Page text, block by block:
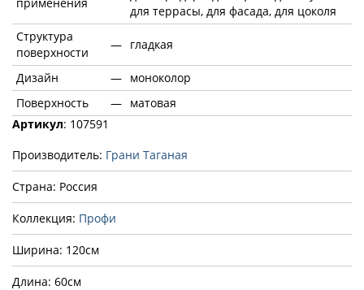
для террасы, для фасада, для цоколя
Структура
поверхности
— гладкая
Дизайн — моноколор
Поверхность
— матовая
Артикул: 107591
Производитель: Грани Таганая
Страна: Россия
Коллекция: Профи
Ширина: 120см
Длина: 60см